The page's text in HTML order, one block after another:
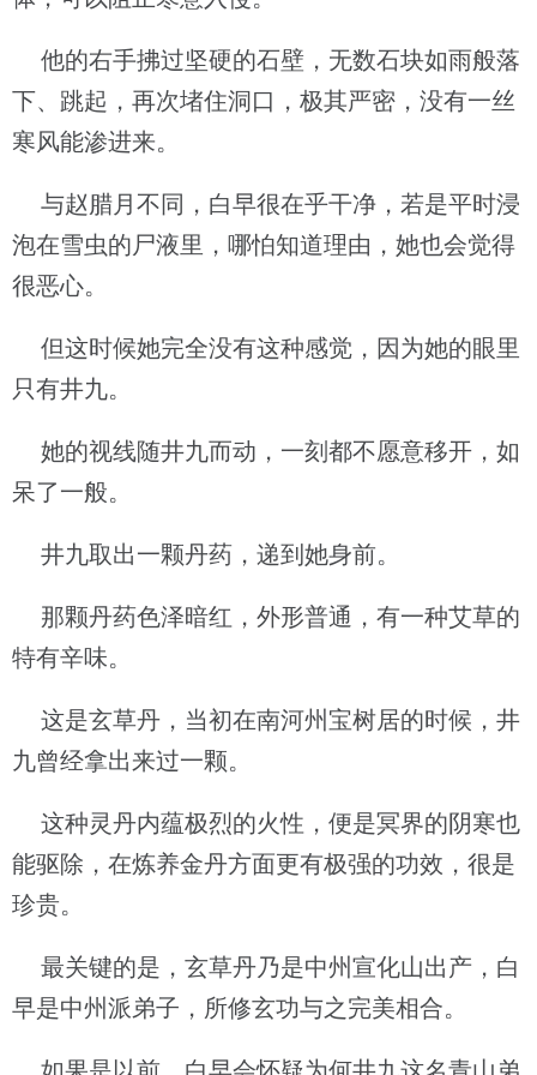
他的右手拂过坚硬的石壁，无数石块如雨般落
下、跳起，再次堵住洞口，极其严密，没有一丝
寒风能渗进来。
与赵腊月不同，白早很在乎干净，若是平时浸
泡在雪虫的尸液里，哪怕知道理由，她也会觉得
很恶心。
但这时候她完全没有这种感觉，因为她的眼里
只有井九。
她的视线随井九而动，一刻都不愿意移开，如
呆了一般。
井九取出一颗丹药，递到她身前。
那颗丹药色泽暗红，外形普通，有一种艾草的
特有辛味。
这是玄草丹，当初在南河州宝树居的时候，井
九曾经拿出来过一颗。
这种灵丹内蕴极烈的火性，便是冥界的阴寒也
能驱除，在炼养金丹方面更有极强的功效，很是
珍贵。
最关键的是，玄草丹乃是中州宣化山出产，白
早是中州派弟子，所修玄功与之完美相合。